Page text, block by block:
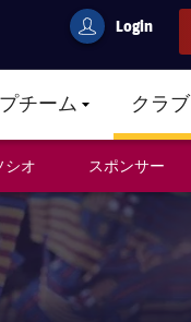
userCulers
Login
チーム
LABEL.ARIA.CARETDOWN
クラブ
シオ スポンサー